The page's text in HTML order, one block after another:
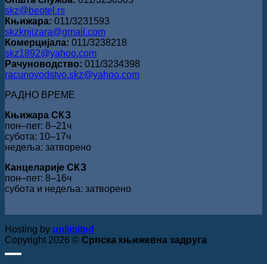
skz@beotel.rs
Књижара: 011/3231593
skzknjizara@gmail.com
Комерцијала: 011/3238218
skz1892@yahoo.com
Рачуноводство: 011/3234398
racunovodstvo.skz@yahoo.com
РАДНО ВРЕМЕ
Књижара СКЗ
пон‒пет: 8‒21ч
субота: 10‒17ч
недеља: затворено
Канцеларије СКЗ
пон‒пет: 8‒16ч
субота и недеља: затворено
Hosting by unlimited
Copyright 2026 © Српска књижевна задруга